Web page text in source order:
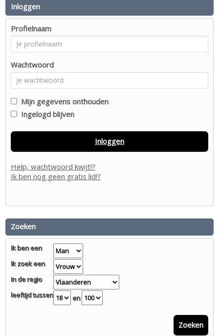
Inloggen
Profielnaam
Wachtwoord
Mijn gegevens onthouden
Ingelogd blijven
Inloggen
Help, wachtwoord kwijt!?
Ik ben nog geen gratis lid!?
Zoeken
Ik ben een
Ik zoek een
In de regio
leeftijd tussen
en
Zoeken